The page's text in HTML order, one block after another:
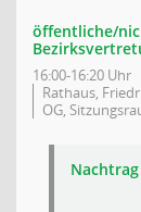
öffentliche/
16:00-16:20 Uhr
Rathaus,
OG,
Nachtrag